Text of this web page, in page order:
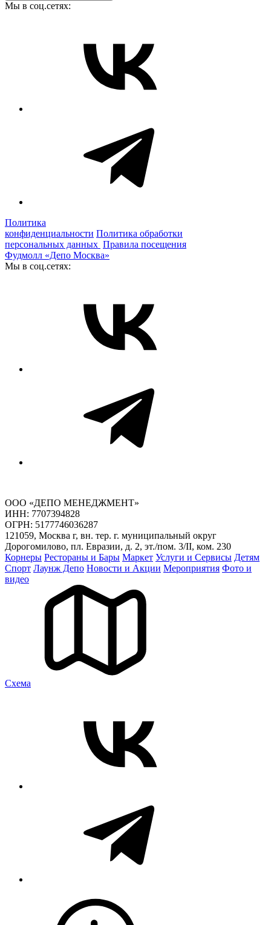
Мы в соц.сетях:
Политика
конфиденциальности Политика обработки
персональных данных Правила посещения
Фудмолл «Депо Москва»
Мы в соц.сетях:
ООО «ДЕПО МЕНЕДЖМЕНТ»
ИНН: 7707394828
ОГРН: 5177746036287
121059, Москва г, вн. тер. г. муниципальный округ
Дорогомилово, пл. Евразии, д. 2, эт./пом. 3/II, ком. 230
Корнеры Рестораны и Бары Маркет Услуги и Сервисы Детям
Спорт Лаунж Депо Новости и Акции Мероприятия Фото и
видео
Cхема